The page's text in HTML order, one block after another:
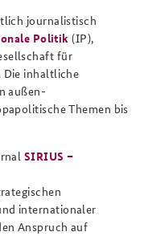
journalistisch
Politik(IP),
für
Die inhaltliche
außen-
Themen bis
SIRIUS –
internationaler
Anspruch auf